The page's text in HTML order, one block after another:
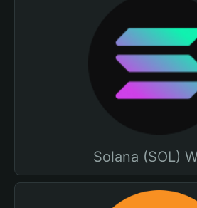
Solana (SOL)